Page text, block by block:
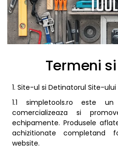
Termeni
1. Site-ul si Detinatorul Site-ului
1.1 simpletools.ro este
comercializeaza si
echipamente. Produsele
achizitionate completand
website.